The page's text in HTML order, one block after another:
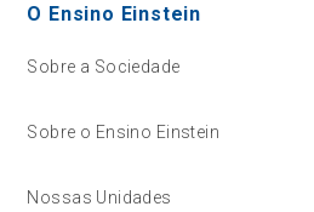
O Ensino Einstein
Sobre a Sociedade
Sobre o Ensino Einstein
Nossas Unidades